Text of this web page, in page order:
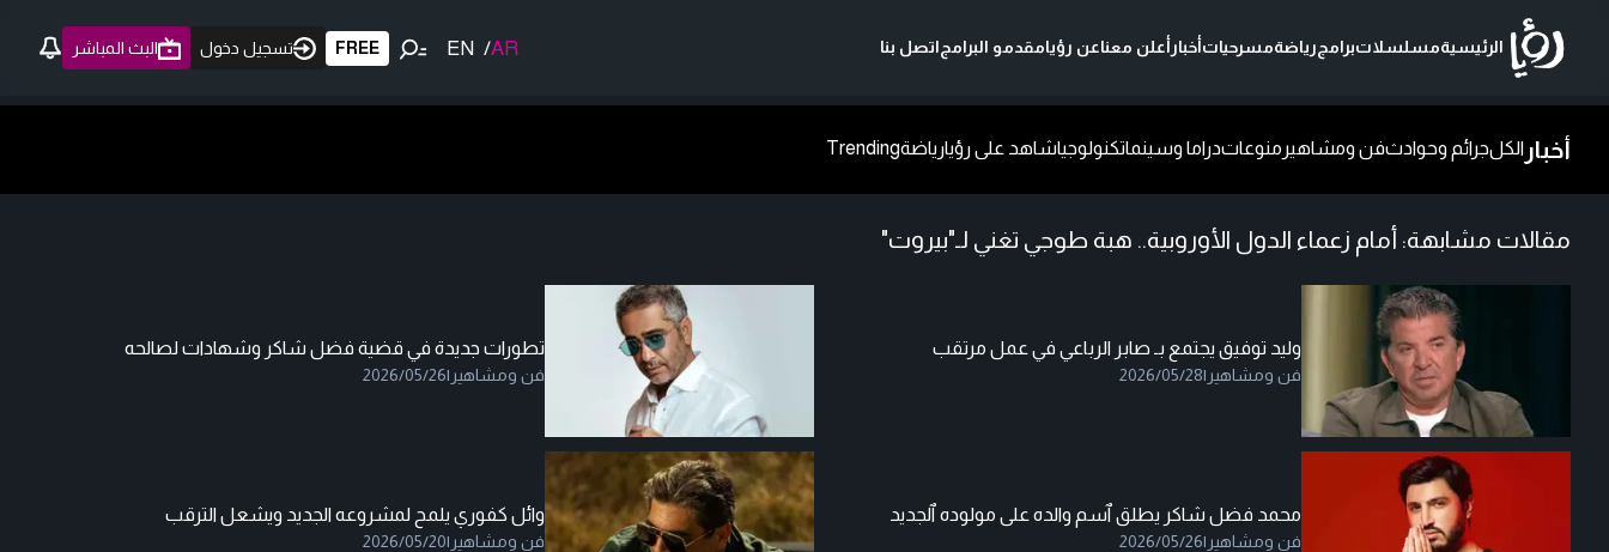
الرئيسيةمسلسلاتبرامجرياضةمسرحياتأخبارأعلن معناعن رؤيامقدمو البرامجاتصل بنا AR
/
EN
FREE تسجيل دخول البث المباشر
أخبار الكلجرائم وحوادثفن ومشاهير منوعاتدراما وسينماتكنولوجياشاهد على رؤيارياضةTrending
مقالات مشابهة: أمام زعماء الدول الأوروبية.. هبة طوجي تغني لـ"بيروت"
وليد توفيق يجتمع بـ صابر الرباعي في عمل مرتقب
فن ومشاهير |
2026/05/28
تطورات جديدة في قضية فضل شاكر وشهادات لصالحه
فن ومشاهير |
2026/05/26
محمد فضل شاكر يطلق ٱسم والده على مولوده ٱلجديد
فن ومشاهير |
2026/05/26
وائل كفوري يلمح لمشروعه الجديد ويشعل الترقب
فن ومشاهير |
2026/05/20